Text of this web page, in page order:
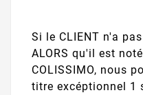
Si le CLIENT n'a
ALORS qu'il est
COLISSIMO, nous
titre excéptionnel 1